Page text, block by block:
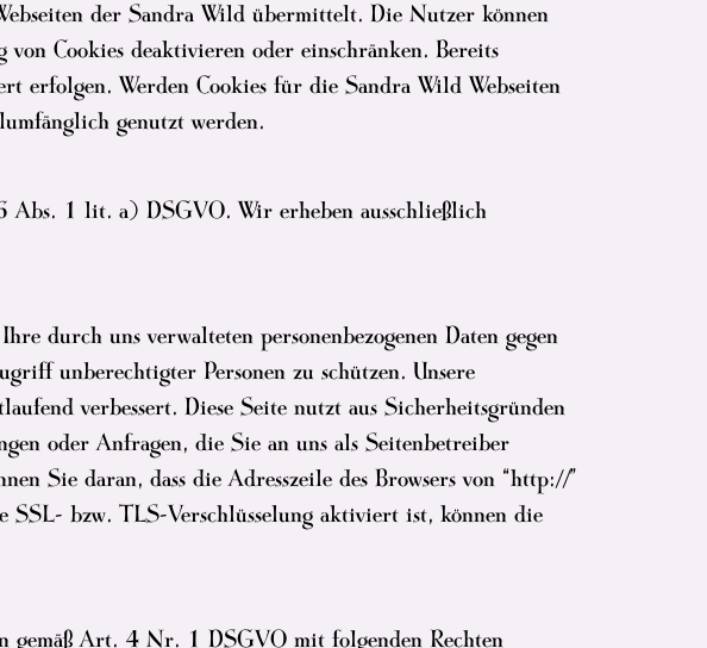
der Sandra Wild übermittelt. Die Nutzer können
Cookies deaktivieren oder einschränken. Bereits
erfolgen. Werden Cookies für die Sandra Wild Webseiten
genutzt werden.
Abs. 1 lit. a) DSGVO. Wir erheben ausschließlich
durch uns verwalteten personenbezogenen Daten gegen
unberechtigter Personen zu schützen. Unsere
verbessert. Diese Seite nutzt aus Sicherheitsgründen
oder Anfragen, die Sie an uns als Seitenbetreiber
Sie daran, dass die Adresszeile des Browsers von “http://”
SSL- bzw. TLS-Verschlüsselung aktiviert ist, können die
gemäß Art. 4 Nr. 1 DSGVO mit folgenden Rechten